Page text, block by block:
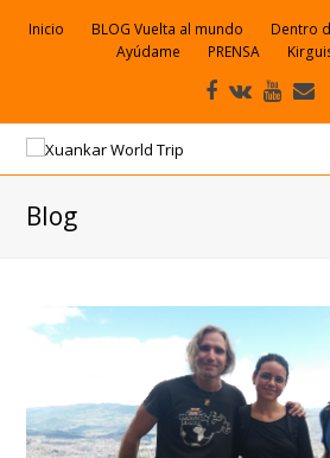
Inicio BLOG Vuelta al mundo Dentro
Ayúdame
PRENSA
Facebook
VK
Blog